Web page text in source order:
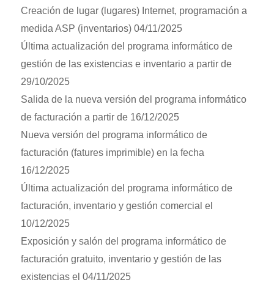
Creación de lugar (lugares) Internet, programación a
medida ASP (inventarios) 04/11/2025
Última actualización del programa informático de
gestión de las existencias e inventario a partir de
29/10/2025
Salida de la nueva versión del programa informático
de facturación a partir de 16/12/2025
Nueva versión del programa informático de
facturación (fatures imprimible) en la fecha
16/12/2025
Última actualización del programa informático de
facturación, inventario y gestión comercial el
10/12/2025
Exposición y salón del programa informático de
facturación gratuito, inventario y gestión de las
existencias el 04/11/2025